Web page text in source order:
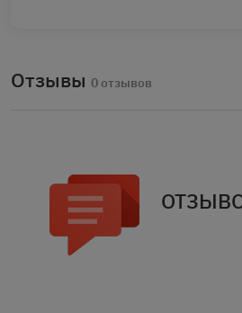
Отзывы 0 отзывов